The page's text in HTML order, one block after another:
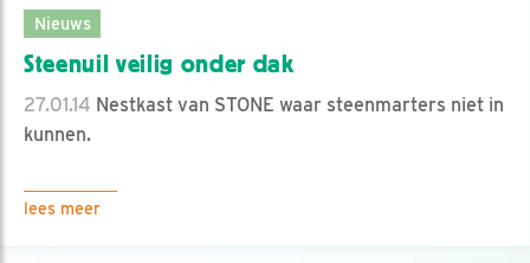
Nieuws
Steenuil veilig onder dak
27.01.14 Nestkast van STONE waar steenmarters niet in
kunnen.
lees meer